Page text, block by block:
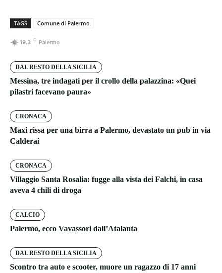
TAGS Comune di Palermo
19.3 C Palermo
DAL RESTO DELLA SICILIA
Messina, tre indagati per il crollo della palazzina: «Quei
pilastri facevano paura»
CRONACA
Maxi rissa per una birra a Palermo, devastato un pub in via
Calderai
CRONACA
Villaggio Santa Rosalia: fugge alla vista dei Falchi, in casa
aveva 4 chili di droga
CALCIO
Palermo, ecco Vavassori dall’Atalanta
DAL RESTO DELLA SICILIA
Scontro tra auto e scooter, muore un ragazzo di 17 anni